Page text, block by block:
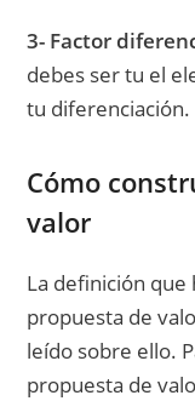
3- Factor
debes ser tu el
tu diferenciación.
Cómo
valor
La definición que
propuesta de
leído sobre ello.
propuesta de